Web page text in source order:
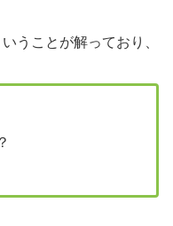
うことが解っており、